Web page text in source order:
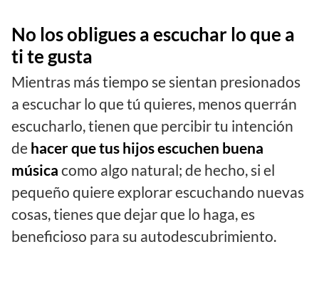
No los obligues a escuchar lo que a
ti te gusta
Mientras más tiempo se sientan presionados
a escuchar lo que tú quieres, menos querrán
escucharlo, tienen que percibir tu intención
de hacer que tus hijos escuchen buena
música como algo natural; de hecho, si el
pequeño quiere explorar escuchando nuevas
cosas, tienes que dejar que lo haga, es
beneficioso para su autodescubrimiento.